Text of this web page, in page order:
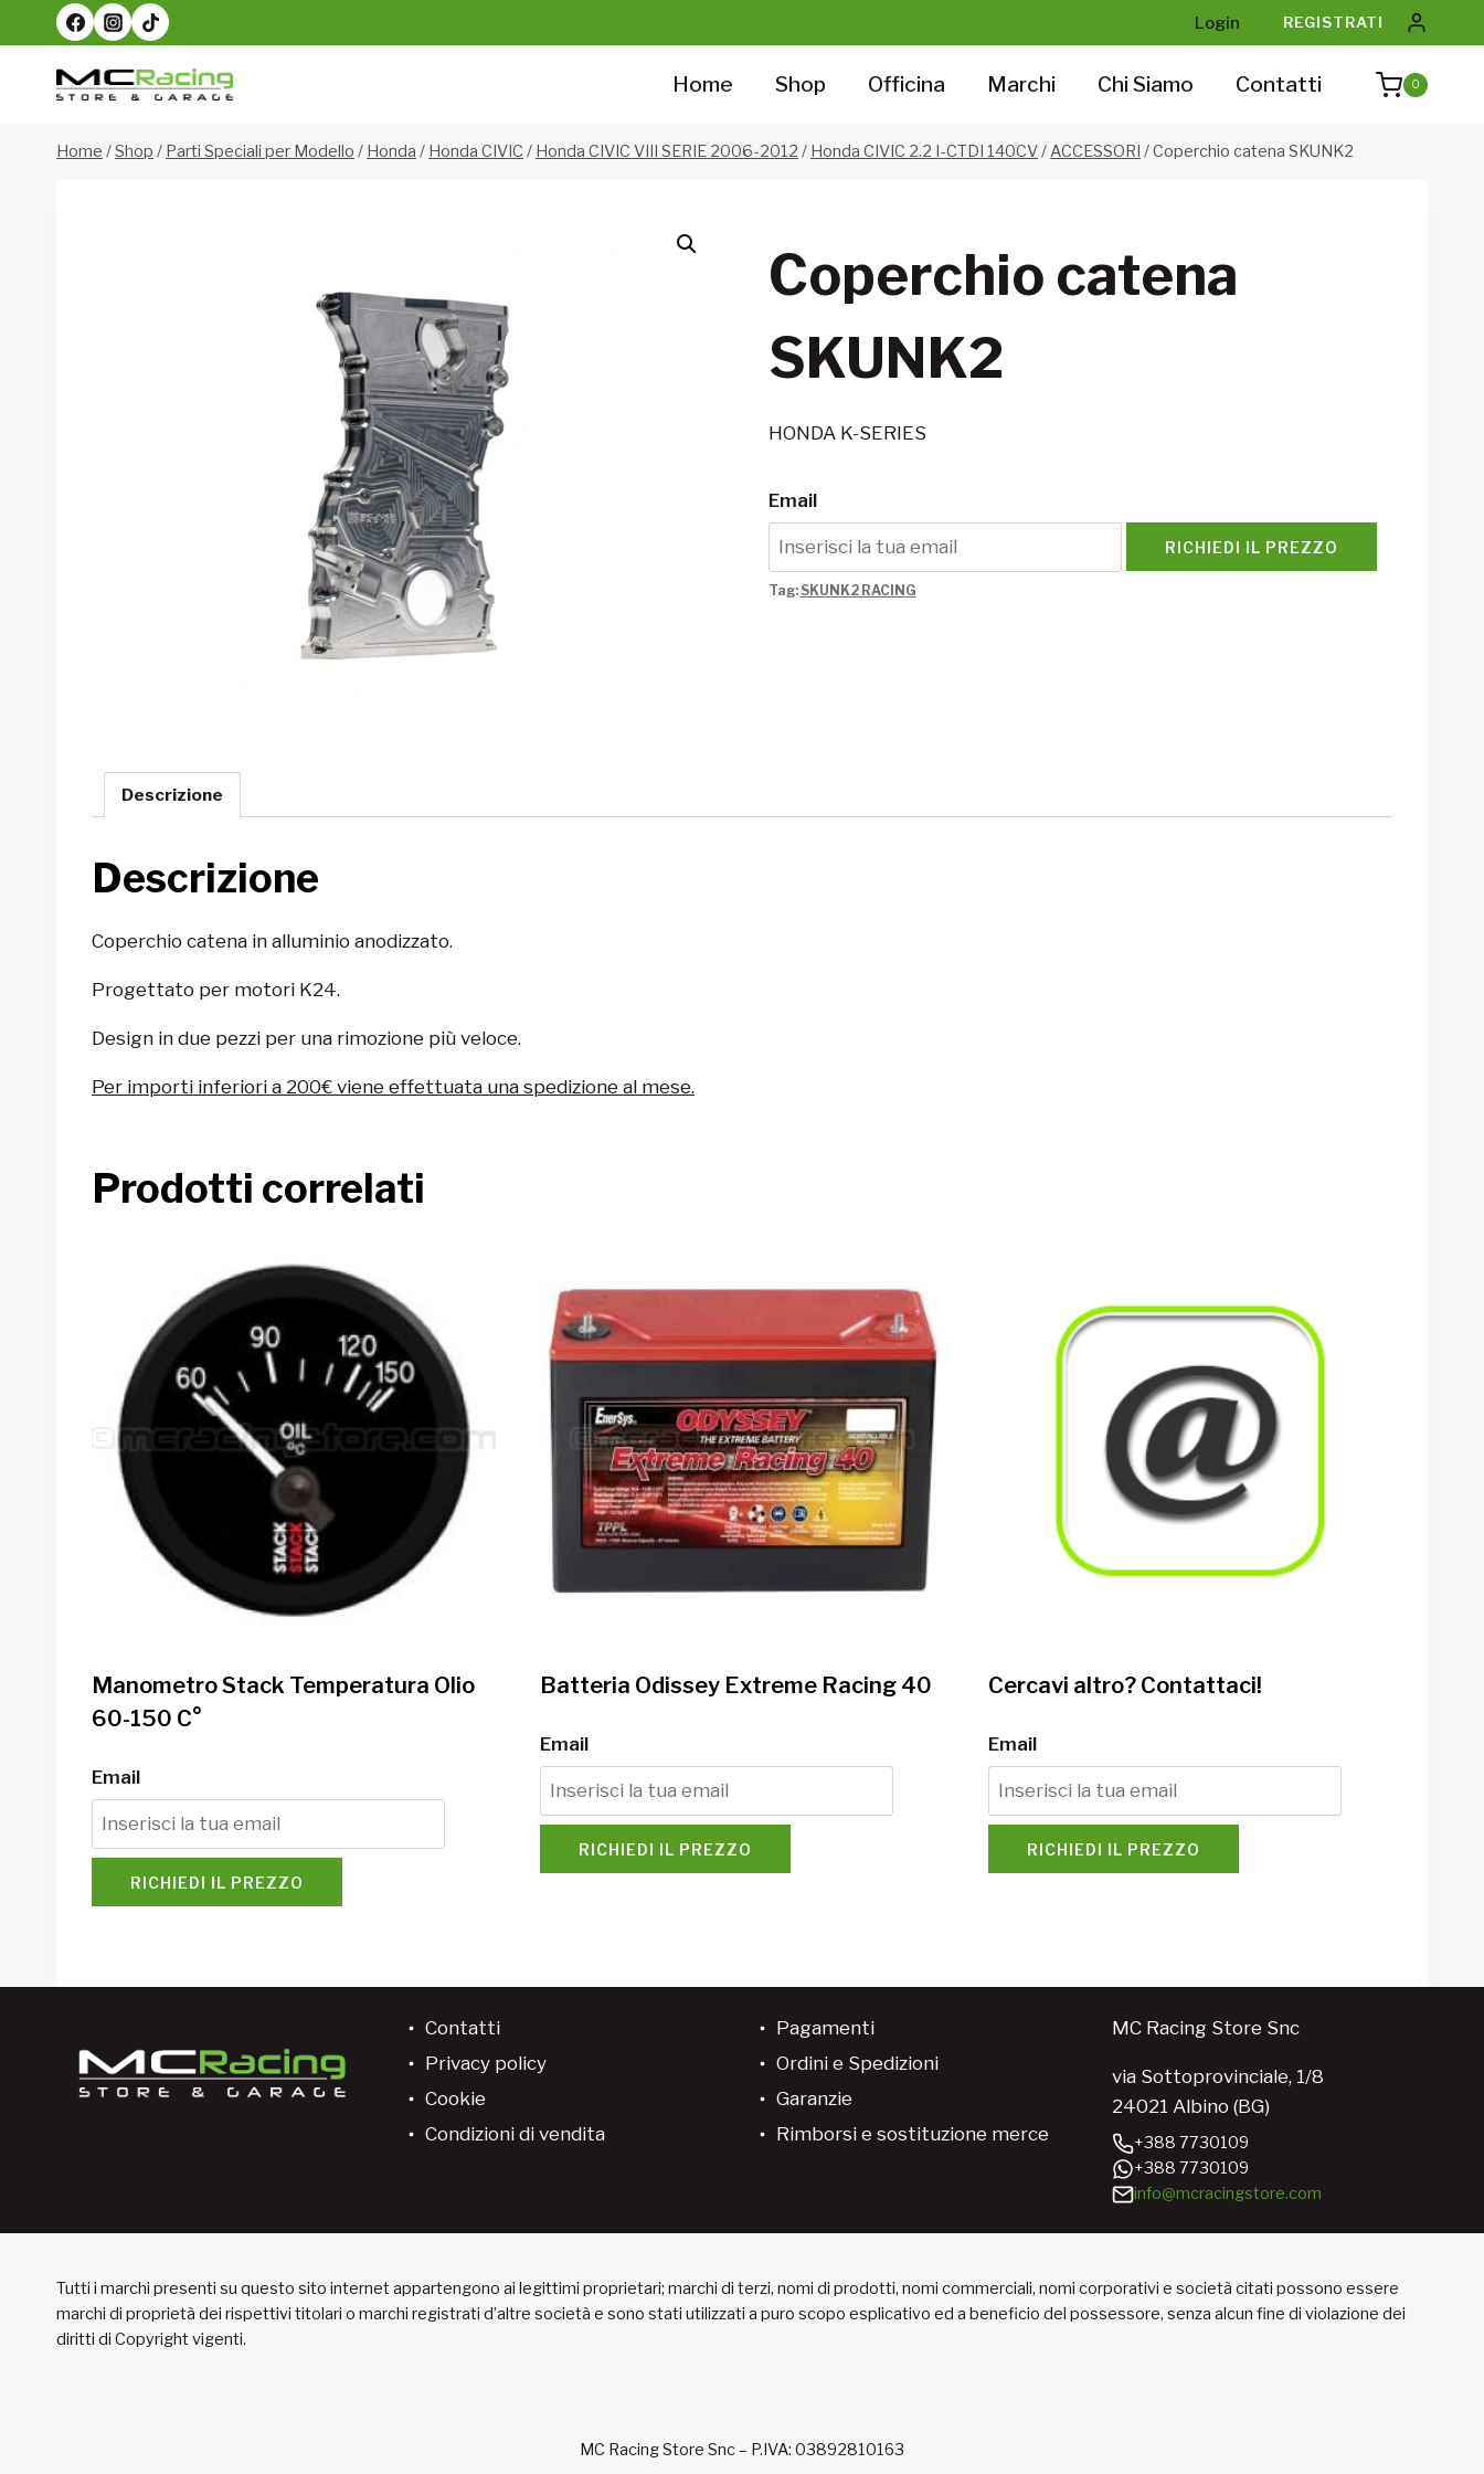
al
contenuto
Login REGISTRATI
Home Shop Officina Marchi Chi Siamo Contatti 0
Home /Shop / Parti Speciali per Modello / Honda / Honda CIVIC / Honda CIVIC VIII SERIE 2006-2012 / Honda CIVIC 2.2 I-CTDI 140CV/ACCESSORI /Coperchio catena SKUNK2
Coperchio catena
SKUNK2
HONDA K-SERIES
Email
RICHIEDI IL PREZZO
Tag: SKUNK2 RACING
Descrizione
Descrizione
Coperchio catena in alluminio anodizzato.
Progettato per motori K24.
Design in due pezzi per una rimozione più veloce.
Per importi inferiori a 200€ viene effettuata una spedizione al mese.
Prodotti correlati
Manometro Stack Temperatura Olio
60-150 C°
Email
RICHIEDI IL PREZZO
Batteria Odissey Extreme Racing 40
Email
RICHIEDI IL PREZZO
Cercavi altro? Contattaci!
Email
RICHIEDI IL PREZZO
Contatti
Privacy policy
Cookie
Condizioni di vendita
Pagamenti
Ordini e Spedizioni
Garanzie
Rimborsi e sostituzione merce
MC Racing Store Snc
via Sottoprovinciale, 1/8
24021 Albino (BG)
+388 7730109
+388 7730109
info@mcracingstore.com
Tutti i marchi presenti su questo sito internet appartengono ai legittimi proprietari; marchi di terzi, nomi di prodotti, nomi commerciali, nomi corporativi e società citati possono essere
marchi di proprietà dei rispettivi titolari o marchi registrati d’altre società e sono stati utilizzati a puro scopo esplicativo ed a beneficio del possessore, senza alcun fine di violazione dei
diritti di Copyright vigenti.
MC Racing Store Snc – P.IVA: 03892810163